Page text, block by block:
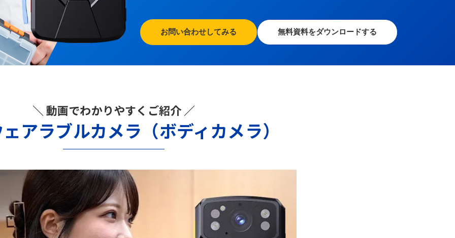
お問い合わせしてみる 無料資料をダウンロードする
＼ 動画でわかりやすくご紹介 ／
アラブルカメラ（ボディカメラ）